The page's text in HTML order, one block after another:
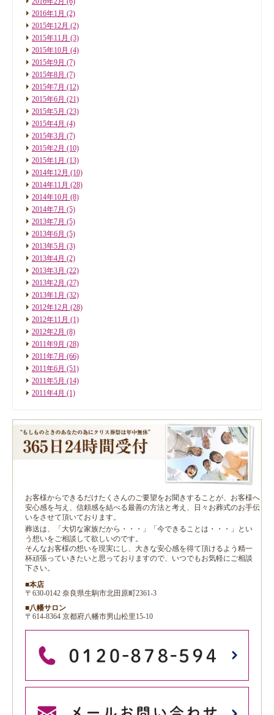
2016年1月 (2)
2015年12月 (2)
2015年11月 (3)
2015年10月 (4)
2015年9月 (7)
2015年8月 (7)
2015年7月 (12)
2015年6月 (21)
2015年5月 (23)
2015年4月 (4)
2015年3月 (7)
2015年2月 (10)
2015年1月 (13)
2014年12月 (10)
2014年11月 (28)
2014年10月 (8)
2014年7月 (5)
2013年7月 (5)
2013年6月 (5)
2013年5月 (3)
2013年4月 (2)
2013年3月 (22)
2013年2月 (27)
2013年1月 (32)
2012年12月 (28)
2012年11月 (1)
2012年2月 (8)
2011年9月 (28)
2011年7月 (66)
2011年6月 (51)
2011年5月 (14)
2011年4月 (1)
お客様からできるだけたくさんのご要望をお聞きすることが、お客様へ
安心感を与え、信頼感を結べる最善の方法と考え、日々お葬式のお手伝
いをさせて頂いております。
葬送は、「大切な家族だから・・・」「今できることは・・・」とい
う想いをご相談して欲しいのです。
そんなお客様の想いを現実にし、大きな安心感を得て頂けるよう精一
杯頑張っていきたいと思っておりますので、いつでもお気軽にご相談
下さい。
■本店
〒630-0142 奈良県生駒市北田原町2361-3
■八幡サロン
〒614-8364 京都府八幡市男山松里15-10